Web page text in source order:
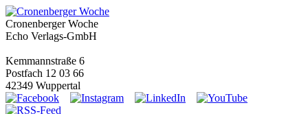
Cronenberger Woche
Echo Verlags-GmbH
Kemmannstraße 6
Postfach 12 03 66
42349 Wuppertal